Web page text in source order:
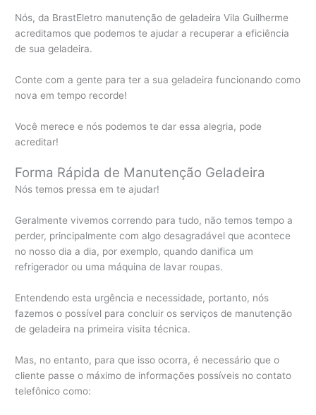
Nós, da BrastEletro manutenção de geladeira Vila Guilherme
acreditamos que podemos te ajudar a recuperar a eficiência
de sua geladeira.
Conte com a gente para ter a sua geladeira funcionando como
nova em tempo recorde!
Você merece e nós podemos te dar essa alegria, pode
acreditar!
Forma Rápida de Manutenção Geladeira
Nós temos pressa em te ajudar!
Geralmente vivemos correndo para tudo, não temos tempo a
perder, principalmente com algo desagradável que acontece
no nosso dia a dia, por exemplo, quando danifica um
refrigerador ou uma máquina de lavar roupas.
Entendendo esta urgência e necessidade, portanto, nós
fazemos o possível para concluir os serviços de manutenção
de geladeira na primeira visita técnica.
Mas, no entanto, para que isso ocorra, é necessário que o
cliente passe o máximo de informações possíveis no contato
telefônico como: